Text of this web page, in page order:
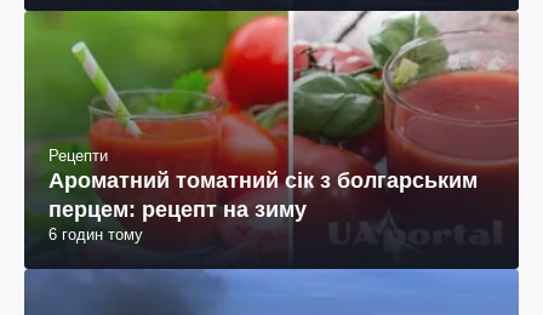
Рецепти
Ароматний томатний сік з болгарським
перцем: рецепт на зиму
6 годин тому